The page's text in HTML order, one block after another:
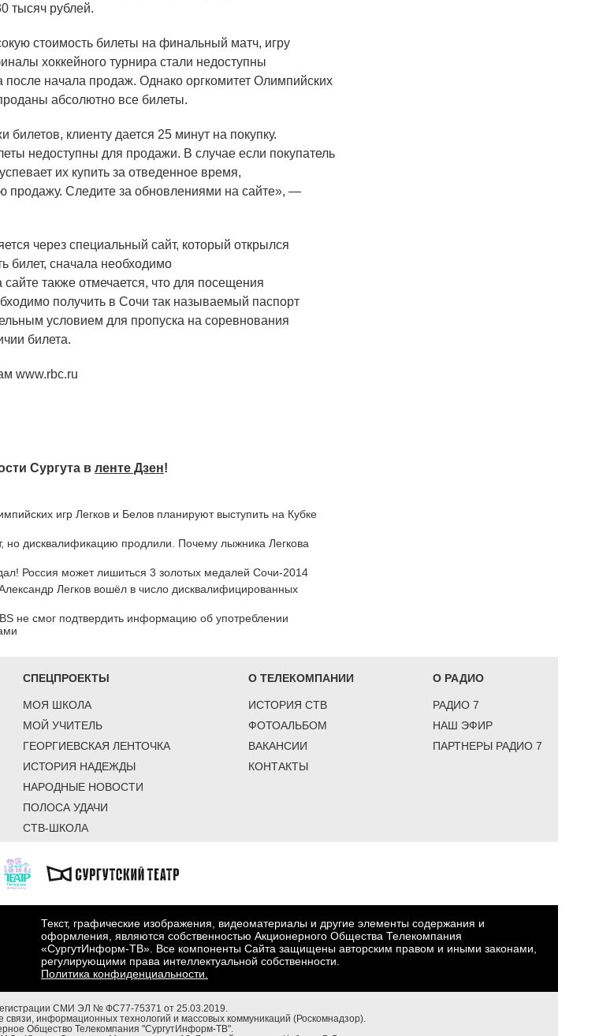
тысяч рублей.
стоимость билеты на финальный матч, игру
хоккейного турнира стали недоступны
после начала продаж. Однако оргкомитет Олимпийских
абсолютно все билеты.
клиенту дается 25 минут на покупку.
недоступны для продажи. В случае если покупатель
их купить за отведенное время,
продажу. Следите за обновлениями на сайте», —
через специальный сайт, который открылся
билет, сначала необходимо
также отмечается, что для посещения
получить в Сочи так называемый паспорт
условием для пропуска на соревнования
билета.
www.rbc.ru
Сургута в ленте Дзен!
игр Легков и Белов планируют выступить на Кубке
но дисквалификацию продлили. Почему лыжника Легкова
Россия может лишиться 3 золотых медалей Сочи-2014
Легков вошёл в число дисквалифицированных
не смог подтвердить информацию об употреблении
СПЕЦПРОЕКТЫ
МОЯ ШКОЛА
МОЙ УЧИТЕЛЬ
ГЕОРГИЕВСКАЯ ЛЕНТОЧКА
ИСТОРИЯ НАДЕЖДЫ
НАРОДНЫЕ НОВОСТИ
ПОЛОСА УДАЧИ
СТВ-ШКОЛА
О ТЕЛЕКОМПАНИИ
ИСТОРИЯ СТВ
ФОТОАЛЬБОМ
ВАКАНСИИ
КОНТАКТЫ
О РАДИО
РАДИО 7
НАШ ЭФИР
ПАРТНЕРЫ РАДИО 7
Текст, графические изображения, видеоматериалы и другие элементы содержания и
оформления, являются собственностью Акционерного Общества Телекомпания
«СургутИнформ-ТВ». Все компоненты Сайта защищены авторским правом и иными законами,
регулирующими права интеллектуальной собственности.
Политика конфиденциальности.
СМИ ЭЛ № ФС77-75371 от 25.03.2019.
информационных технологий и массовых коммуникаций (Роскомнадзор).
Общество Телекомпания "СургутИнформ-ТВ".